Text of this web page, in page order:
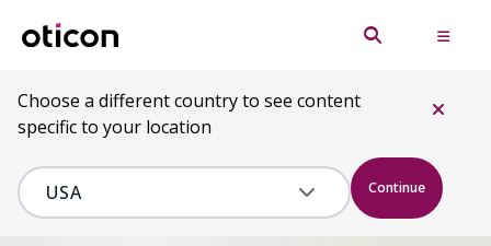
Choose a different country to see content
specific to your location
Continue